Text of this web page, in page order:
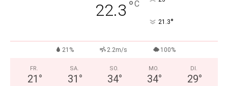
22.3 °C
21.3°
21% 2.2m/s 100%
FR.
21 °
SA.
31 °
SO.
34°
MO.
34°
DI.
29°